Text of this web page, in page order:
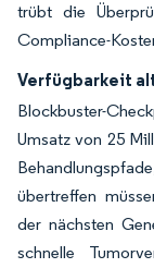
trübt die
Compliance-
Verfügbarkeit
Blockbuster-
Umsatz von 25
übertreffen
der nächsten
schnelle